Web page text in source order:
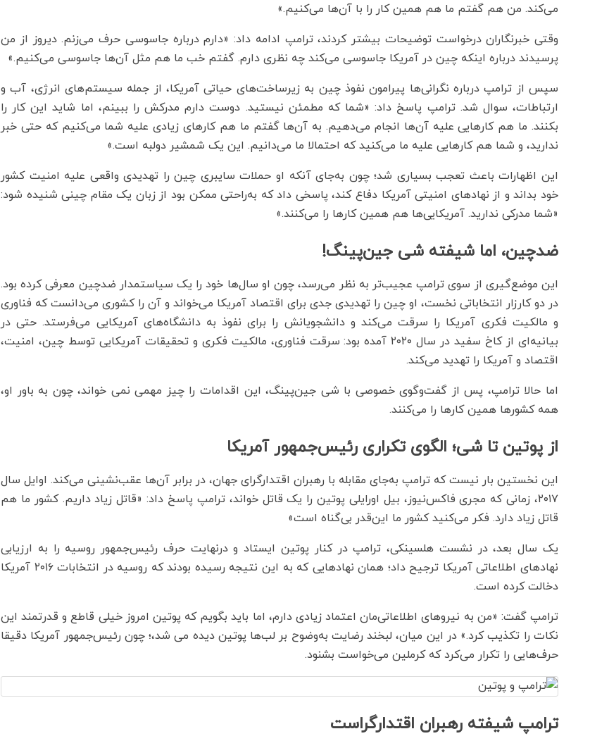
می‌کند. من هم گفتم ما هم همین کار را با آن‌ها می‌کنیم.»
وقتی خبرنگاران درخواست توضیحات بیشتر کردند، ترامپ ادامه داد: «دارم درباره جاسوسی حرف می‌زنم. دیروز از من
پرسیدند درباره اینکه چین در آمریکا جاسوسی می‌کند چه نظری دارم. گفتم خب ما هم مثل آن‌ها جاسوسی می‌کنیم.»
سپس از ترامپ درباره نگرانی‌ها پیرامون نفوذ چین به زیرساخت‌های حیاتی آمریکا، از جمله سیستم‌های انرژی، آب و
ارتباطات، سوال شد. ترامپ پاسخ داد: «شما که مطمئن نیستید. دوست دارم مدرکش را ببینم، اما شاید این کار را
بکنند. ما هم کارهایی علیه آن‌ها انجام می‌دهیم. به آن‌ها گفتم ما هم کارهای زیادی علیه شما می‌کنیم که حتی خبر
ندارید، و شما هم کارهایی علیه ما می‌کنید که احتمالا ما می‌دانیم. این یک شمشیر دولبه است.»
این اظهارات باعث تعجب بسیاری شد؛ چون به‌جای آنکه او حملات سایبری چین را تهدیدی واقعی علیه امنیت کشور
خود بداند و از نهادهای امنیتی آمریکا دفاع کند، پاسخی داد که به‌راحتی ممکن بود از زبان یک مقام چینی شنیده شود:
«شما مدرکی ندارید. آمریکایی‌ها هم همین کارها را می‌کنند.»
ضدچین، اما شیفته شی جین‌پینگ!
این موضع‌گیری از سوی ترامپ عجیب‌تر به نظر می‌رسد، چون او سال‌ها خود را یک سیاستمدار ضدچین معرفی کرده بود.
در دو کارزار انتخاباتی نخست، او چین را تهدیدی جدی برای اقتصاد آمریکا می‌خواند و آن را کشوری می‌دانست که فناوری
و مالکیت فکری آمریکا را سرقت می‌کند و دانشجویانش را برای نفوذ به دانشگاه‌های آمریکایی می‌فرستد. حتی در
بیانیه‌ای از کاخ سفید در سال ۲۰۲۰ آمده بود: سرقت فناوری، مالکیت فکری و تحقیقات آمریکایی توسط چین، امنیت،
اقتصاد و آمریکا را تهدید می‌کند.
اما حالا ترامپ، پس از گفت‌وگوی خصوصی با شی جین‌پینگ، این اقدامات را چیز مهمی نمی خواند، چون به باور او،
همه کشورها همین کارها را می‌کنند.
از پوتین تا شی؛ الگوی تکراری رئیس‌جمهور آمریکا
این نخستین بار نیست که ترامپ به‌جای مقابله با رهبران اقتدارگرای جهان، در برابر آن‌ها عقب‌نشینی می‌کند. اوایل سال
۲۰۱۷، زمانی که مجری فاکس‌نیوز، بیل اورایلی پوتین را یک قاتل خواند، ترامپ پاسخ داد: «قاتل زیاد داریم. کشور ما هم
قاتل زیاد دارد. فکر می‌کنید کشور ما این‌قدر بی‌گناه است»
یک سال بعد، در نشست هلسینکی، ترامپ در کنار پوتین ایستاد و درنهایت حرف رئیس‌جمهور روسیه را به ارزیابی
نهادهای اطلاعاتی آمریکا ترجیح داد؛ همان نهادهایی که به این نتیجه رسیده بودند که روسیه در انتخابات ۲۰۱۶ آمریکا
دخالت کرده است.
ترامپ گفت: «من به نیروهای اطلاعاتی‌مان اعتماد زیادی دارم، اما باید بگویم که پوتین امروز خیلی قاطع و قدرتمند این
نکات را تکذیب کرد.» در این میان، لبخند رضایت به‌وضوح بر لب‌ها پوتین دیده می شد،؛ چون رئیس‌جمهور آمریکا دقیقا
حرف‌هایی را تکرار می‌کرد که کرملین می‌خواست بشنود.
ترامپ شیفته رهبران اقتدارگراست